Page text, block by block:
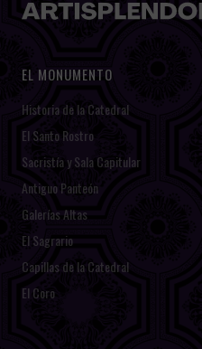
EL MONUMENTO
Historia de la Catedral
El Santo Rostro
Sacristía y Sala Capitular
Antiguo Panteón
Galerías Altas
El Sagrario
Capillas de la Catedral
El Coro